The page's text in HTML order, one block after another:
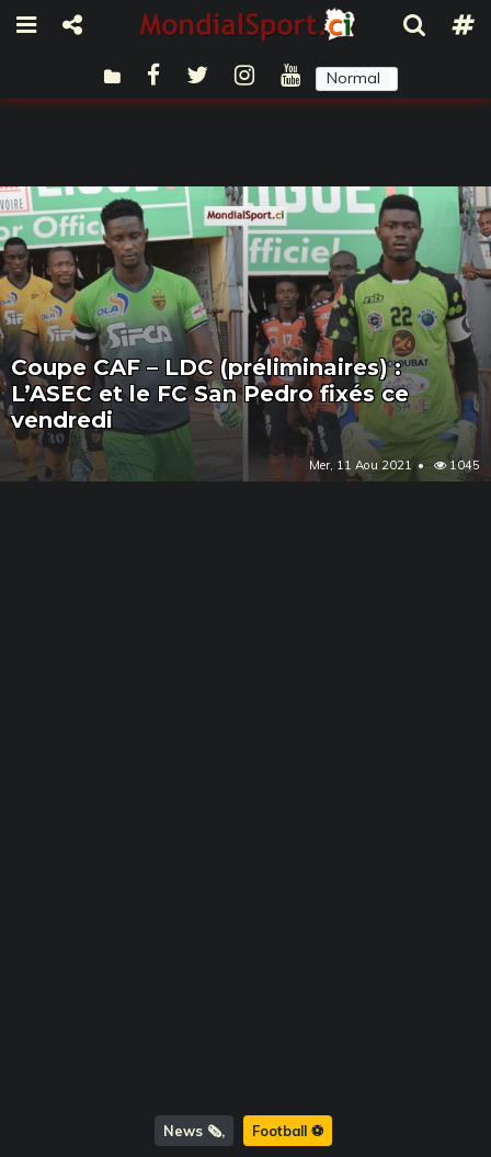
Normal
Coupe CAF – LDC (préliminaires) :
L’ASEC et le FC San Pedro fixés ce
vendredi
Mer, 11 Aou 2021 1045
News 🗞️ Football ⚽️